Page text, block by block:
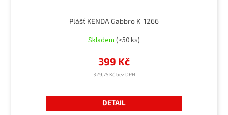
Plášť KENDA Gabbro K-1266
Skladem (>50 ks)
329,75 Kč bez DPH
399 Kč
DETAIL